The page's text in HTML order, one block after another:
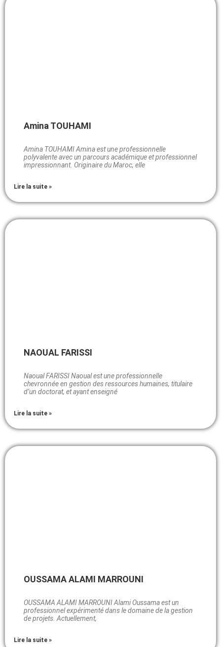
Amina TOUHAMI
Amina TOUHAMI Amina est une professionnelle
polyvalente avec un parcours académique et professionnel
impressionnant. Originaire du Maroc, elle
Lire la suite »
NAOUAL FARISSI
Naoual FARISSI Naoual est une professionnelle
chevronnée en gestion des ressources humaines, titulaire
d’un doctorat, et ayant enseigné
Lire la suite »
OUSSAMA ALAMI MARROUNI
OUSSAMA ALAMI MARROUNI Alami Oussama est un
professionnel expérimenté dans le domaine de la gestion
de projets. Actuellement,
Lire la suite »